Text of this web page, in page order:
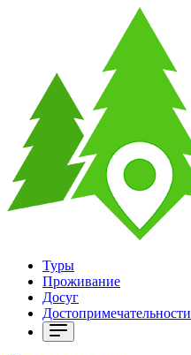
Туры
Проживание
Досуг
Достопримечательности